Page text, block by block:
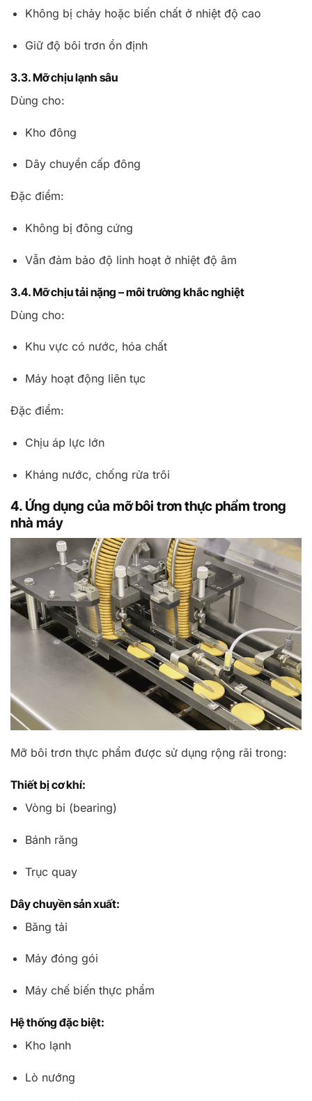
Không bị chảy hoặc biến chất ở nhiệt độ cao
Giữ độ bôi trơn ổn định
3.3. Mỡ chịu lạnh sâu
Dùng cho:
Kho đông
Dây chuyền cấp đông
Đặc điểm:
Không bị đông cứng
Vẫn đảm bảo độ linh hoạt ở nhiệt độ âm
3.4. Mỡ chịu tải nặng – môi trường khắc nghiệt
Dùng cho:
Khu vực có nước, hóa chất
Máy hoạt động liên tục
Đặc điểm:
Chịu áp lực lớn
Kháng nước, chống rửa trôi
4. Ứng dụng của mỡ bôi trơn thực phẩm trong
nhà máy
Mỡ bôi trơn thực phẩm được sử dụng rộng rãi trong:
Thiết bị cơ khí:
Vòng bi (bearing)
Bánh răng
Trục quay
Dây chuyền sản xuất:
Băng tải
Máy đóng gói
Máy chế biến thực phẩm
Hệ thống đặc biệt:
Kho lạnh
Lò nướng